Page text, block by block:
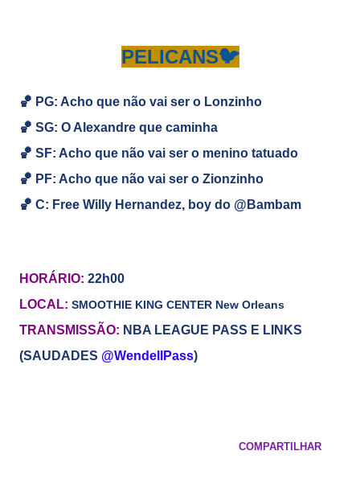
PELICANS🐦
🏀 PG: Acho que não vai ser o Lonzinho
🏀 SG: O Alexandre que caminha
🏀 SF: Acho que não vai ser o menino tatuado
🏀 PF: Acho que não vai ser o Zionzinho
🏀 C: Free Willy Hernandez, boy do @Bambam
HORÁRIO: 22h00
LOCAL: SMOOTHIE KING CENTER New Orleans
TRANSMISSÃO: NBA LEAGUE PASS E LINKS
(SAUDADES @WendellPass)
COMPARTILHAR